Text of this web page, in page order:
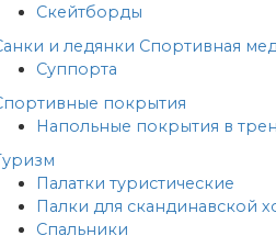
Скейтборды
и ледянки Спортивная
Суппорта
покрытия
Напольные покрытия в
Палатки туристические
Палки для скандинавской
Спальники